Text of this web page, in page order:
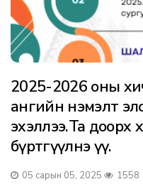
2025-2026 оны
ангийн нэмэлт
эхэллээ.Та доорх
бүртгүүлнэ үү.
05 сарын 05, 2025 1558